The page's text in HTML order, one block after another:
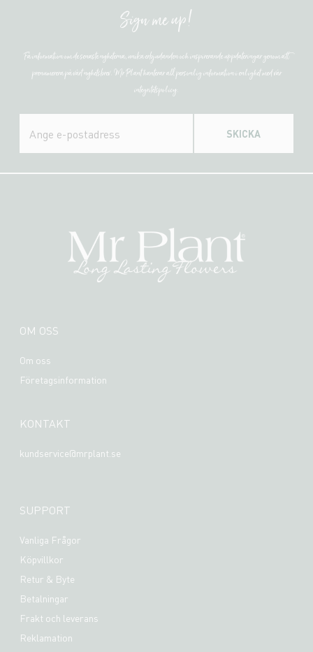
Sign me up!
Få information om de senaste nyheterna, unika erbjudanden och inspirerande uppdateringar genom att
prenumerera på vårt nyhetsbrev. Mr Plant hanterar all personlig information i enlighet med vår
integritetspolicy.
SKICKA
OM OSS
Om oss
Företagsinformation
KONTAKT
kundservice@mrplant.se
SUPPORT
Vanliga Frågor
Köpvillkor
Retur & Byte
Betalningar
Frakt och leverans
Reklamation